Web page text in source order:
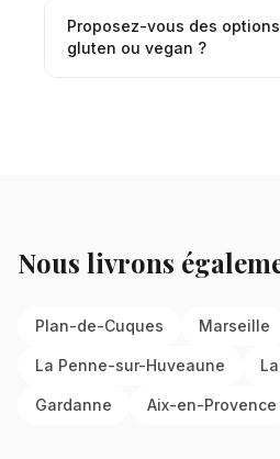
Proposez-vous des
gluten ou vegan ?
Nous livrons
Plan-de-Cuques Marseille
La Penne-sur-Huveaune
Gardanne Aix-en-Provence